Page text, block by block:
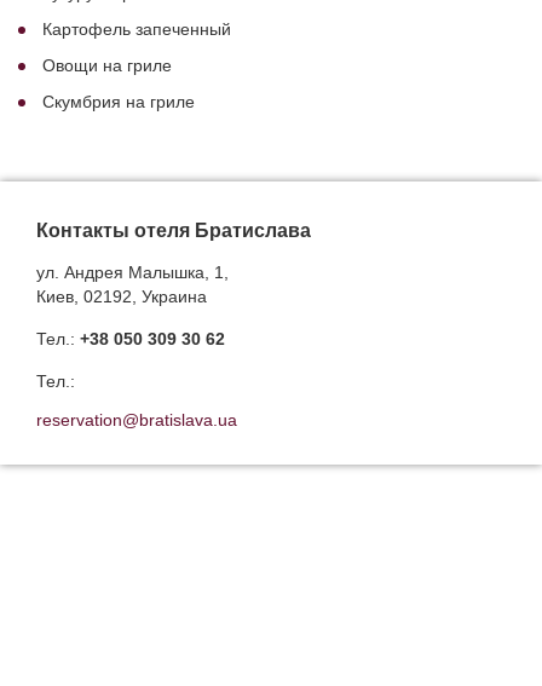
Картофель запеченный
Овощи на гриле
Скумбрия на гриле
Контакты отеля Братислава
ул. Андрея Малышка, 1,
Киев, 02192, Украина
Тел.: +38 050 309 30 62
Тел.:
reservation@bratislava.ua